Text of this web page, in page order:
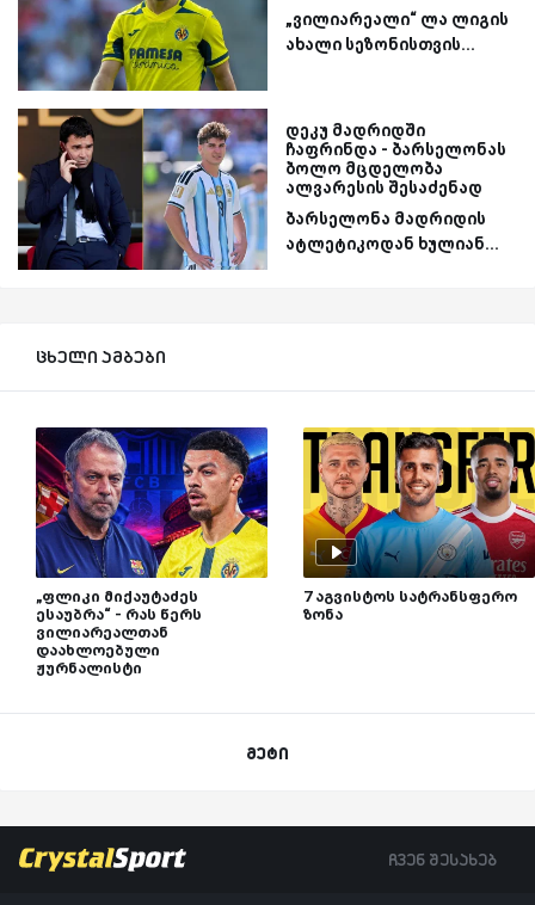
„ვილიარეალი“ ლა ლიგის
ახალი სეზონისთვის...
დეკუ მადრიდში
ჩაფრინდა - ბარსელონას
ბოლო მცდელობა
ალვარესის შესაძენად
ბარსელონა მადრიდის
ატლეტიკოდან ხულიან...
ცხელი ამბები
„ფლიკი მიქაუტაძეს
ესაუბრა“ - რას წერს
ვილიარეალთან
დაახლოებული
ჟურნალისტი
7 აგვისტოს სატრანსფერო
ზონა
მეტი
ჩვენ შესახებ